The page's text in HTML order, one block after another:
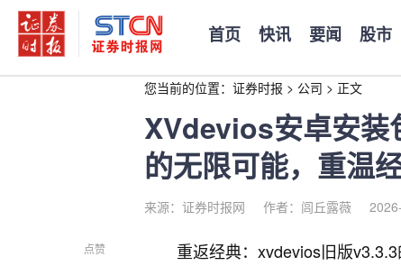
首页 快讯 要闻 股市
您当前的位置： 证券时报 > 公司 > 正文
XVdevios安卓安装
的无限可能，重温
来源：证券时报网 作者：闾丘露薇
点赞 重返经典：xvdevios旧版